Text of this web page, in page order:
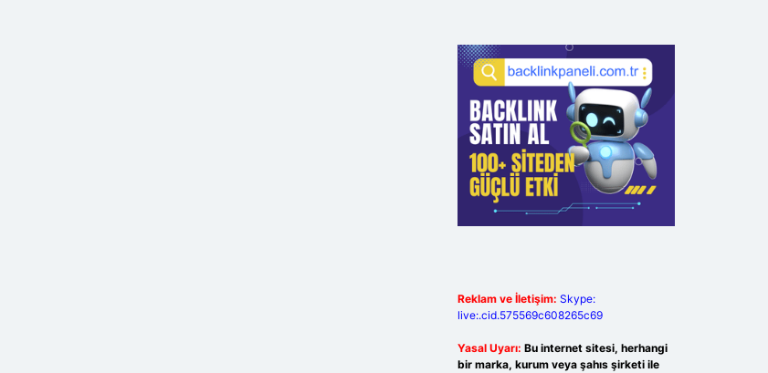
Reklam ve İletişim: Skype:
live:.cid.575569c608265c69
Yasal Uyarı: Bu internet sitesi, herhangi
bir marka, kurum veya şahıs şirketi ile